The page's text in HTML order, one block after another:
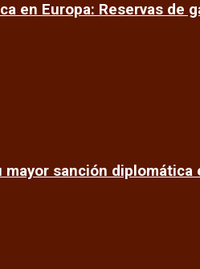
en Europa: Reservas de
mayor sanción diplomática